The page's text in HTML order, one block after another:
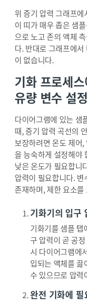
위 증기 압력 그래프
이 띠가 매우 좁은 샘
으로 노고 존의 액체
다. 반대로 그래프에
이 없습니다.
기화 프로세
유량 변수 설정
다이어그램에 있는 샘
때, 증기 압력 곡선의
보장하려면 온도 제어
을 능숙하게 설정해야
낮은 온도가 필요합니
압력이 필요합니다.
존재하며, 제한 요소
기화기의 입구
기화기를 샘플 탭
구 압력이 곧 공
시 다이어그램에
입되는 액체를
수 있으므로 압
완전 기화에 필